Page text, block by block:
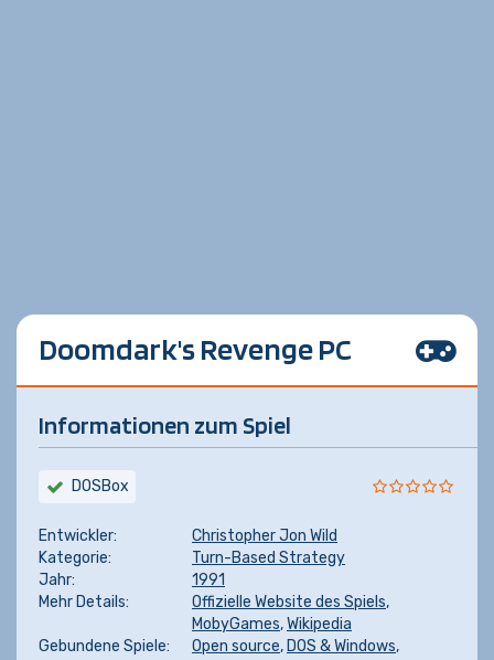
Doomdark's Revenge PC
Informationen zum Spiel
DOSBox
Entwickler:
Christopher Jon Wild
Kategorie:
Turn-Based Strategy
Jahr:
1991
Mehr Details:
Offizielle Website des Spiels,
MobyGames,Wikipedia
Gebundene Spiele:
Open source, DOS & Windows,